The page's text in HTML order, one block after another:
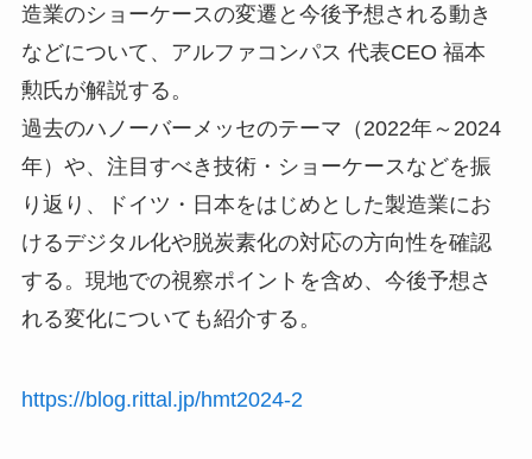
造業のショーケースの変遷と今後予想される動き
などについて、アルファコンパス 代表CEO 福本
勲氏が解説する。
過去のハノーバーメッセのテーマ（2022年～2024
年）や、注目すべき技術・ショーケースなどを振
り返り、ドイツ・日本をはじめとした製造業にお
けるデジタル化や脱炭素化の対応の方向性を確認
する。現地での視察ポイントを含め、今後予想さ
れる変化についても紹介する。
https://blog.rittal.jp/hmt2024-2